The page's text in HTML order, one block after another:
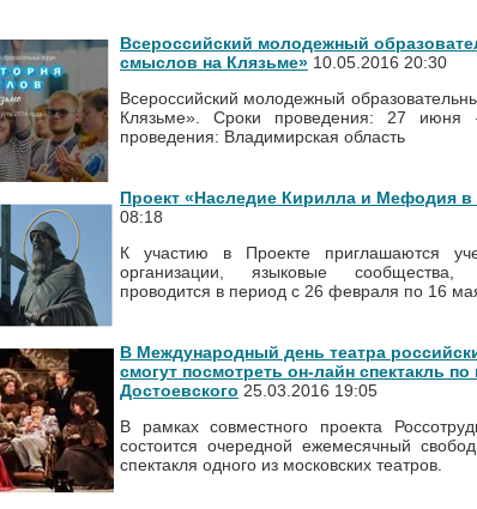
Всероссийский молодежный
смыслов на Клязьме» 10.05.2016 20:30
Всероссийский молодежный
Клязьме». Сроки проведения: 27
проведения: Владимирская область
Проект «Наследие Кирилла и Мефодия
08:18
К участию в Проекте приглашаются
организации, языковые сообщества,
проводится в период с 26 февраля по 16
В Международный день театра
смогут посмотреть он-лайн спектакль
Достоевского 25.03.2016 19:05
В рамках совместного проекта
состоится очередной ежемесячный
спектакля одного из московских театров.